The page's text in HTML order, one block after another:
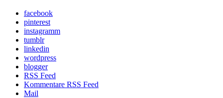
facebook
pinterest
instagramm
tumblr
linkedin
wordpress
blogger
RSS Feed
Kommentare RSS Feed
Mail